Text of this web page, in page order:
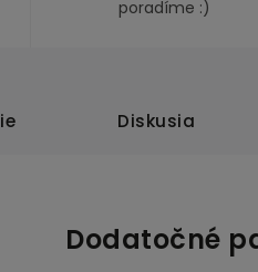
poradíme :)
Diskusia
Dodatočné